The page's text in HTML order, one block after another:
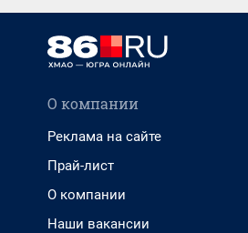
О компании
Реклама на сайте
Прай-лист
О компании
Наши вакансии